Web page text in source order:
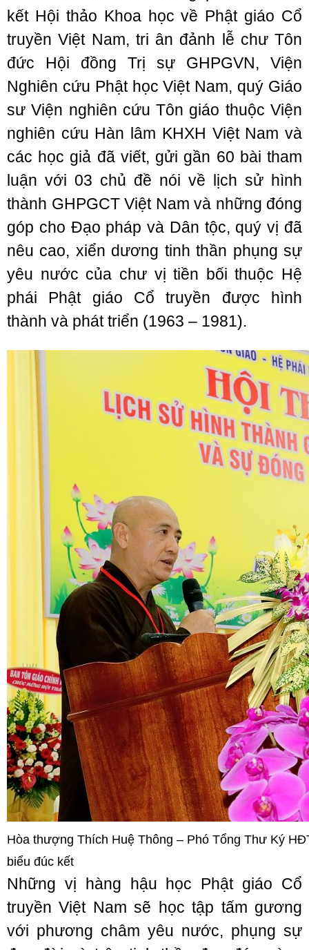
kết Hội thảo Khoa học về Phật giáo Cổ
truyền Việt Nam, tri ân đảnh lễ chư Tôn
đức Hội đồng Trị sự GHPGVN, Viện
Nghiên cứu Phật học Việt Nam, quý Giáo
sư Viện nghiên cứu Tôn giáo thuộc Viện
nghiên cứu Hàn lâm KHXH Việt Nam và
các học giả đã viết, gửi gần 60 bài tham
luận với 03 chủ đề nói về lịch sử hình
thành GHPGCT Việt Nam và những đóng
góp cho Đạo pháp và Dân tộc, quý vị đã
nêu cao, xiển dương tinh thần phụng sự
yêu nước của chư vị tiền bối thuộc Hệ
phái Phật giáo Cổ truyền được hình
thành và phát triển (1963 – 1981).
Hòa thượng Thích Huệ Thông – Phó Tổng Thư Ký
biểu đúc kết
Những vị hàng hậu học Phật giáo Cổ
truyền Việt Nam sẽ học tập tấm gương
với phương châm yêu nước, phụng sự